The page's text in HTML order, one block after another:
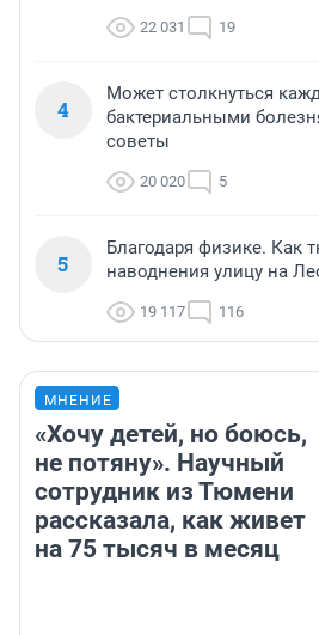
22 031 19
4
Может столкнуться
бактериальными
советы
20 020 5
5
Благодаря физике. Как
наводнения улицу на
19 117 116
МНЕНИЕ
«Хочу детей, но боюсь,
не потяну». Научный
сотрудник из Тюмени
рассказала, как живет
на 75 тысяч в месяц